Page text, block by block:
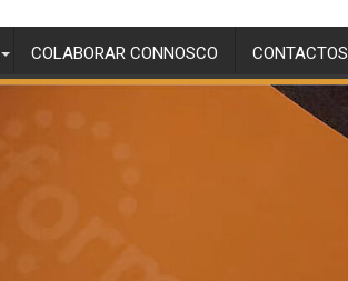
COLABORAR CONNOSCO CONTACTOS